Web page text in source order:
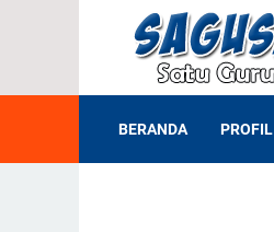
BERANDA PROFIL